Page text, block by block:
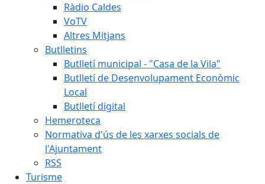
Ràdio Caldes
VoTV
Altres Mitjans
Butlletins
Butlletí municipal - "Casa de la Vila"
Butlletí de Desenvolupament Econòmic
Local
Butlletí digital
Hemeroteca
Normativa d'ús de les xarxes socials de
l'Ajuntament
RSS
Turisme